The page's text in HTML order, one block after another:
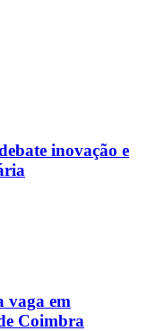
inovação e
vaga em
Coimbra